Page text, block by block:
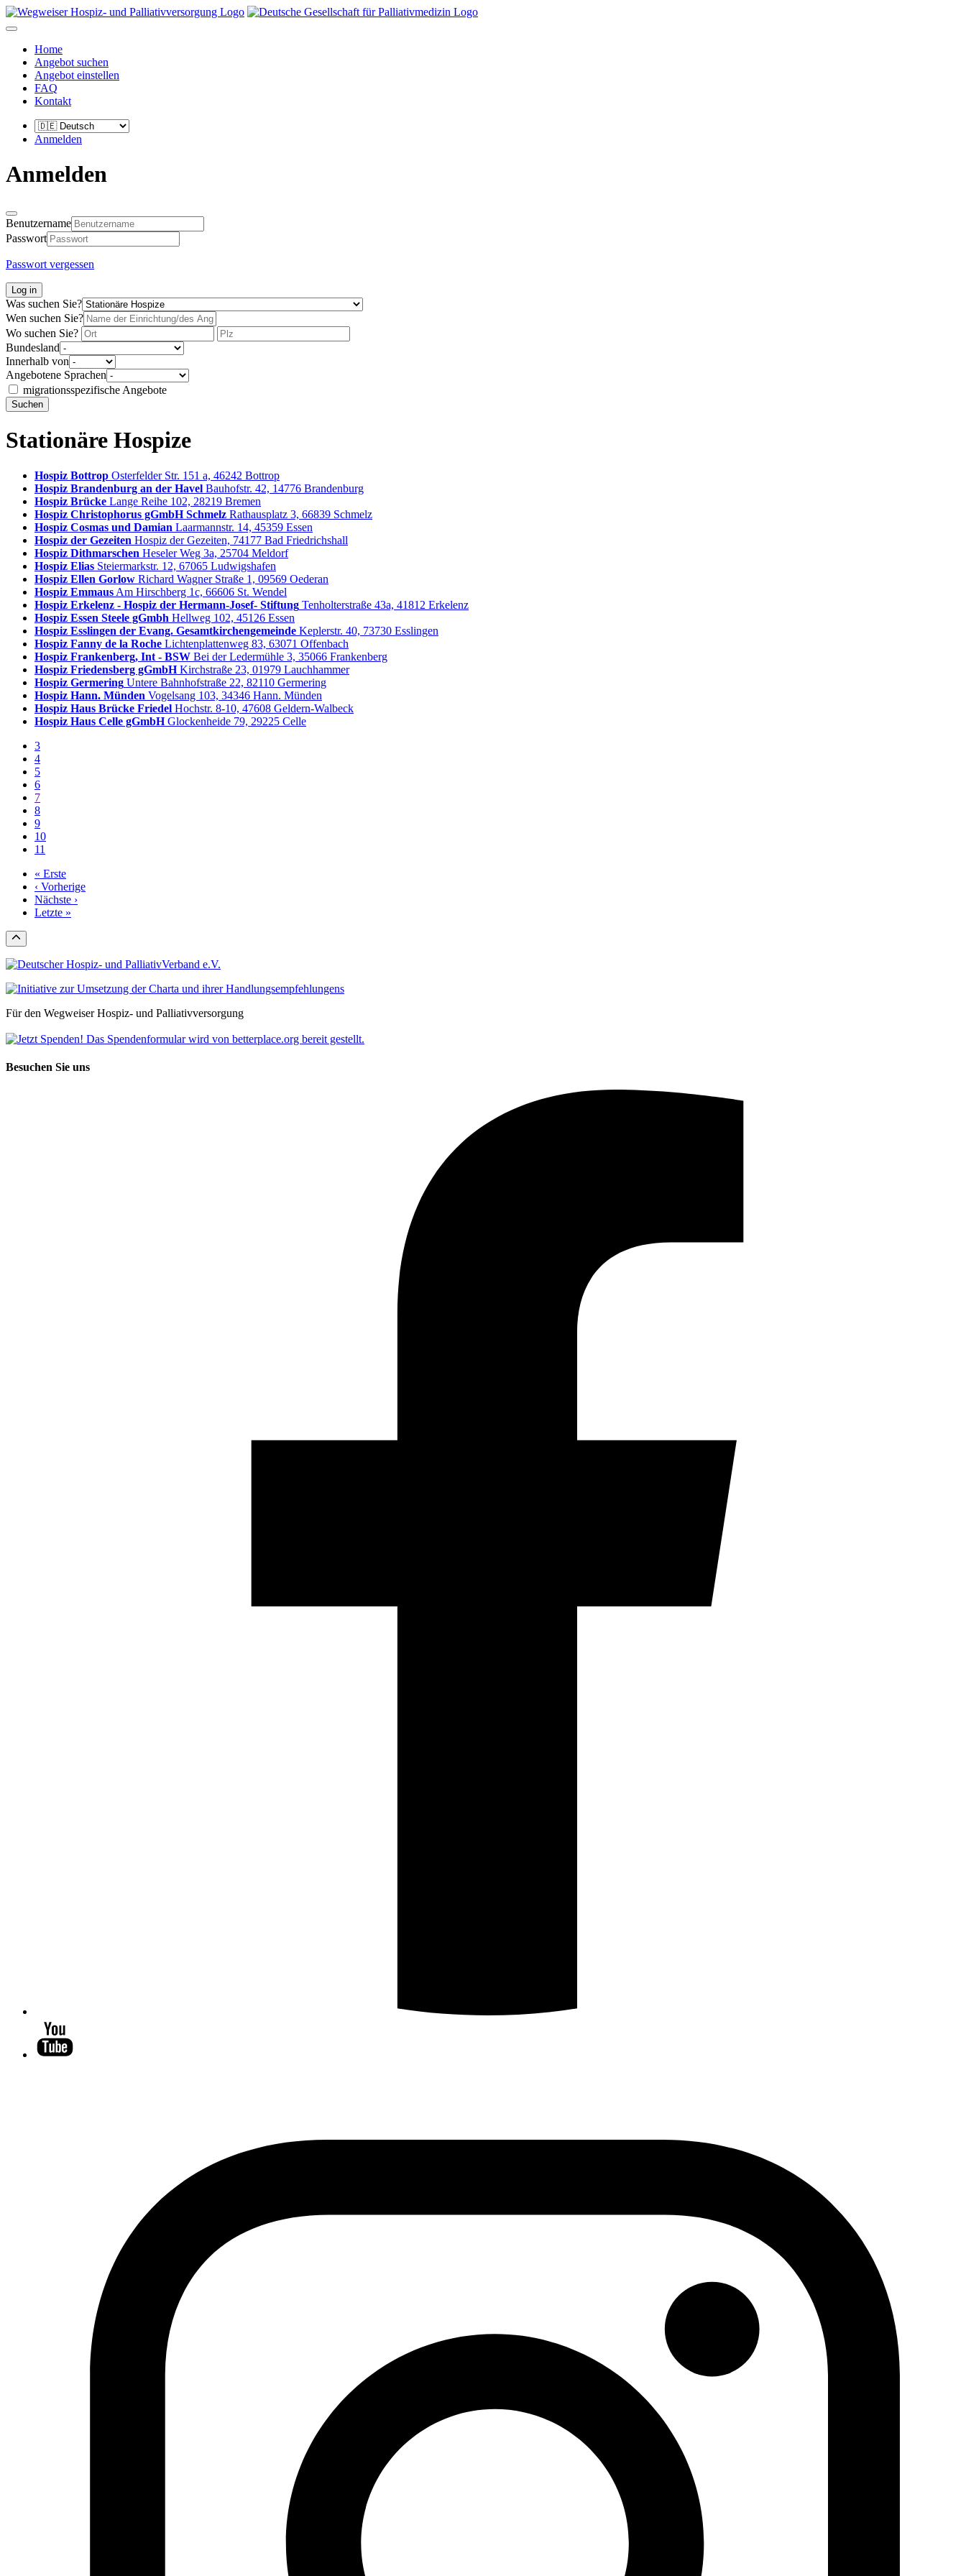
Home
Angebot suchen
Angebot einstellen
FAQ
Kontakt
Anmelden
Anmelden
Benutzername
Passwort
Passwort vergessen
Log in
Was suchen Sie?
Wen suchen Sie?
Wo suchen Sie?
Bundesland
Innerhalb von
Angebotene Sprachen
migrationsspezifische Angebote
Suchen
Stationäre Hospize
Hospiz Bottrop Osterfelder Str. 151 a, 46242 Bottrop
Hospiz Brandenburg an der Havel Bauhofstr. 42, 14776 Brandenburg
Hospiz Brücke Lange Reihe 102, 28219 Bremen
Hospiz Christophorus gGmbH Schmelz Rathausplatz 3, 66839 Schmelz
Hospiz Cosmas und Damian Laarmannstr. 14, 45359 Essen
Hospiz der Gezeiten Hospiz der Gezeiten, 74177 Bad Friedrichshall
Hospiz Dithmarschen Heseler Weg 3a, 25704 Meldorf
Hospiz Elias Steiermarkstr. 12, 67065 Ludwigshafen
Hospiz Ellen Gorlow Richard Wagner Straße 1, 09569 Oederan
Hospiz Emmaus Am Hirschberg 1c, 66606 St. Wendel
Hospiz Erkelenz - Hospiz der Hermann-Josef- Stiftung Tenholterstraße 43a, 41812 Erkelenz
Hospiz Essen Steele gGmbh Hellweg 102, 45126 Essen
Hospiz Esslingen der Evang. Gesamtkirchengemeinde Keplerstr. 40, 73730 Esslingen
Hospiz Fanny de la Roche Lichtenplattenweg 83, 63071 Offenbach
Hospiz Frankenberg, Int - BSW Bei der Ledermühle 3, 35066 Frankenberg
Hospiz Friedensberg gGmbH Kirchstraße 23, 01979 Lauchhammer
Hospiz Germering Untere Bahnhofstraße 22, 82110 Germering
Hospiz Hann. Münden Vogelsang 103, 34346 Hann. Münden
Hospiz Haus Brücke Friedel Hochstr. 8-10, 47608 Geldern-Walbeck
Hospiz Haus Celle gGmbH Glockenheide 79, 29225 Celle
3
4
5
6
7
8
9
10
11
« Erste
‹ Vorherige
Nächste ›
Letzte »
Für den Wegweiser Hospiz- und Palliativversorgung
Besuchen Sie uns